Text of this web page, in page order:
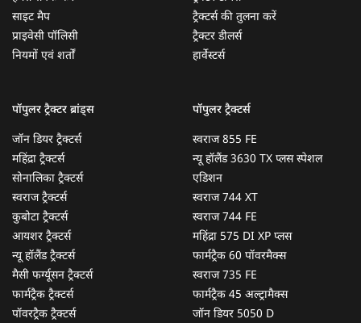
साइट मैप
प्राइवेसी पॉलिसी
नियमों एवं शर्तों
ट्रैक्टर्स की तुलना करें
ट्रैक्टर डीलर्स
हार्वेस्टर्स
पॉपुलर ट्रैक्टर ब्रांड्स
जॉन डियर ट्रैक्टर्स
महिंद्रा ट्रैक्टर्स
सोनालिका ट्रैक्टर्स
स्वराज ट्रैक्टर्स
कुबोटा ट्रैक्टर्स
आयशर ट्रैक्टर्स
न्यू हॉलैंड ट्रैक्टर्स
मैसी फर्ग्यूसन ट्रैक्टर्स
फार्मट्रैक ट्रैक्टर्स
पॉवरट्रैक ट्रैक्टर्स
पॉपुलर ट्रैक्टर्स
स्वराज 855 FE
न्यू हॉलैंड 3630 TX प्लस स्पेशल
एडिशन
स्वराज 744 XT
स्वराज 744 FE
महिंद्रा 575 DI XP प्लस
फार्मट्रैक 60 पॉवरमैक्स
स्वराज 735 FE
फार्मट्रैक 45 अल्ट्रामैक्स
जॉन डियर 5050 D